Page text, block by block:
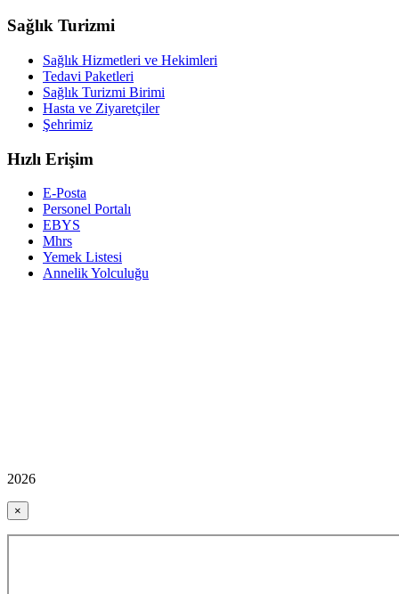
Sağlık Turizmi
Sağlık Hizmetleri ve Hekimleri
Tedavi Paketleri
Sağlık Turizmi Birimi
Hasta ve Ziyaretçiler
Şehrimiz
Hızlı Erişim
E-Posta
Personel Portalı
EBYS
Mhrs
Yemek Listesi
Annelik Yolculuğu
2026
×